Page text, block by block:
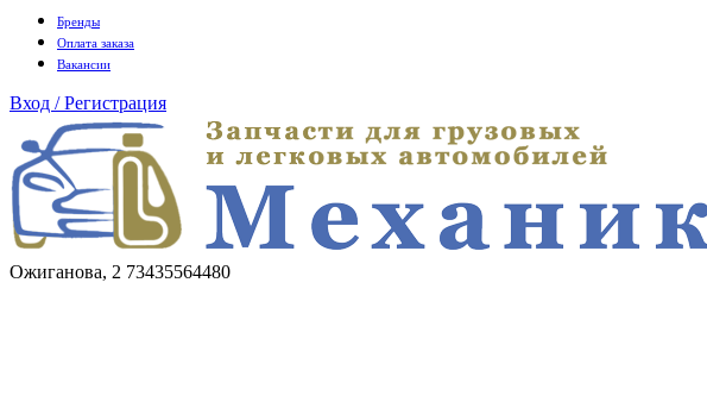
Бренды
Оплата заказа
Вакансии
Вход / Регистрация
Ожиганова, 2 73435564480